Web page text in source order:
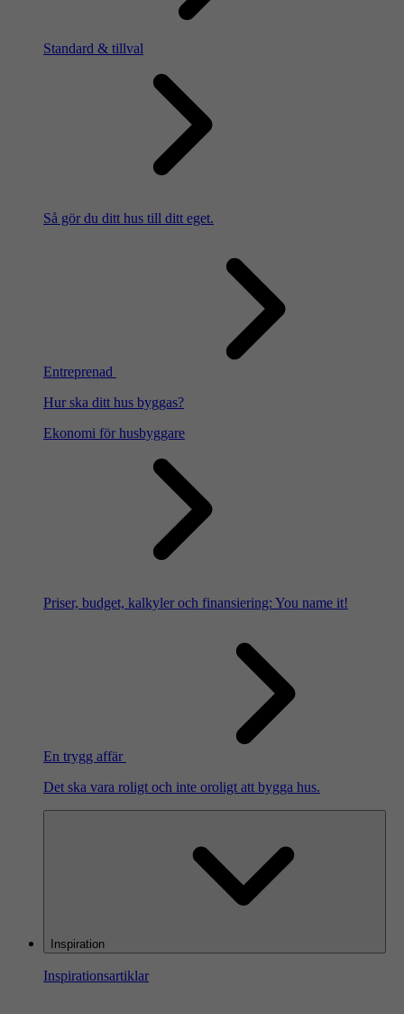
Standard & tillval
Så gör du ditt hus till ditt eget.
Entreprenad
Hur ska ditt hus byggas?
Ekonomi för husbyggare
Priser, budget, kalkyler och finansiering: You name it!
En trygg affär
Det ska vara roligt och inte oroligt att bygga hus.
Inspiration
Inspirationsartiklar